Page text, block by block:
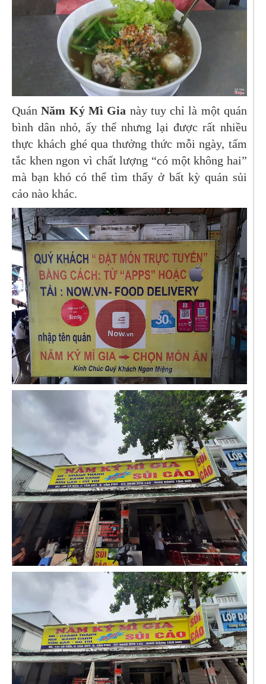
QuánNăm Ký Mì Gia này tuy chỉ là một quán
bình dân nhỏ, ấy thế nhưng lại được rất nhiều
thực khách ghé qua thưởng thức mỗi ngày, tấm
tắc khen ngon vì chất lượng “có một không hai”
mà bạn khó có thể tìm thấy ở bất kỳ quán sủi
cảo nào khác.